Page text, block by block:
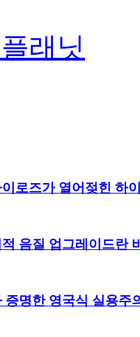
로즈가 열어젖힌 하
음질 업그레이드란
증명한 영국식 실용주